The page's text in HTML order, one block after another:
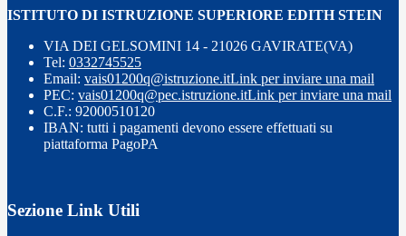
ISTITUTO DI ISTRUZIONE SUPERIORE EDITH STEIN
VIA DEI GELSOMINI 14 - 21026 GAVIRATE(VA)
Tel: 0332745525
Email: vais01200q@istruzione.itLink per inviare una mail
PEC: vais01200q@pec.istruzione.itLink per inviare una mail
C.F.: 92000510120
IBAN: tutti i pagamenti devono essere effettuati su
piattaforma PagoPA
Sezione Link Utili